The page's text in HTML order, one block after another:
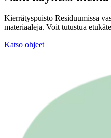
Kierrätyspuisto Residuumissa
materiaaleja. Voit tutustua
Katso ohjeet